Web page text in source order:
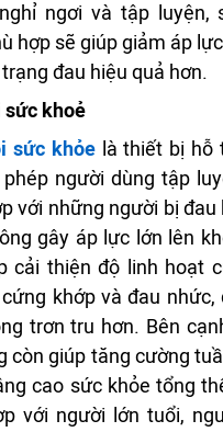
ngơi và tập luyện,
hợp sẽ giúp giảm áp
đau hiệu quả hơn.
sức khoẻ
sức khỏelà thiết bị hỗ
người dùng tập
với những người bị đau
gây áp lực lớn lên
cải thiện độ linh hoạt
khớp và đau nhức,
trơn tru hơn. Bên
còn giúp tăng cường
cao sức khỏe tổng
với người lớn tuổi,